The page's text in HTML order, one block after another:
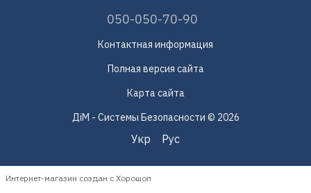
050-050-70-90
Контактная информация
Полная версия сайта
Карта сайта
ДіМ - Системы Безопасности © 2026
Укр Рус
Интернет-магазин создан с Хорошоп